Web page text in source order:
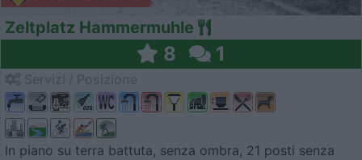
Zeltplatz Hammermuhle
8 1
In piano su terra battuta, senza ombra, 21 posti senza